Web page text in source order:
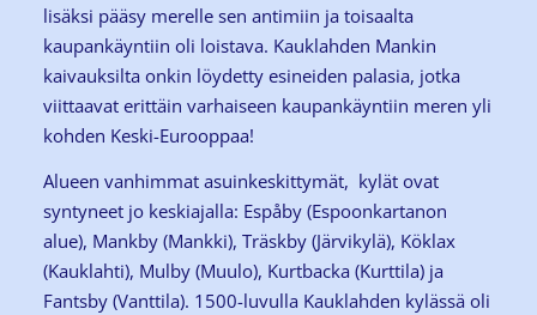
lisäksi pääsy merelle sen antimiin ja toisaalta
kaupankäyntiin oli loistava. Kauklahden Mankin
kaivauksilta onkin löydetty esineiden palasia, jotka
viittaavat erittäin varhaiseen kaupankäyntiin meren yli
kohden Keski-Eurooppaa!
Alueen vanhimmat asuinkeskittymät, kylät ovat
syntyneet jo keskiajalla: Espåby (Espoonkartanon
alue), Mankby (Mankki), Träskby (Järvikylä), Köklax
(Kauklahti), Mulby (Muulo), Kurtbacka (Kurttila) ja
Fantsby (Vanttila). 1500-luvulla Kauklahden kylässä oli